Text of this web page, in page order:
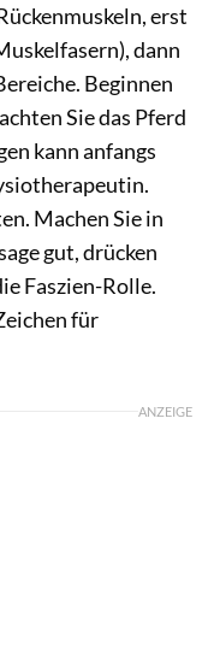
erst
dann
Beginnen
Sie das Pferd
kann anfangs
Machen Sie in
gut, drücken
Faszien-Rolle.
für
ANZEIGE